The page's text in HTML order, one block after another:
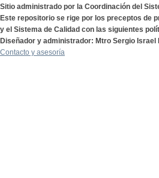
Sitio administrado por la Coordinación del
Este repositorio se rige por los preceptos de
y el Sistema de Calidad con las siguientes
Diseñador y administrador: Mtro Sergio Israel
Contacto y asesoría